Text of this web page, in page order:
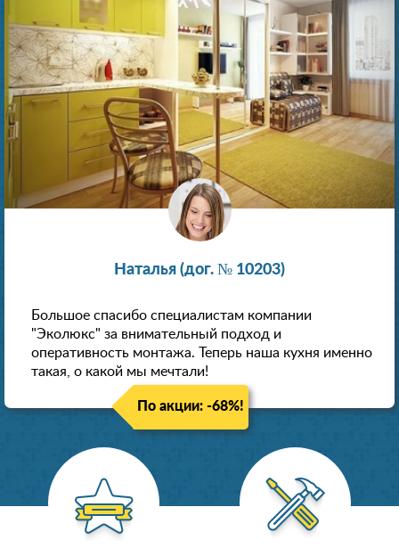
Наталья (дог. № 10203)
Большое спасибо специалистам компании
"Эколюкс" за внимательный подход и
оперативность монтажа. Теперь наша кухня именно
такая, о какой мы мечтали!
По акции: -68%!